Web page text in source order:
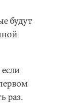
будут
если
раз.